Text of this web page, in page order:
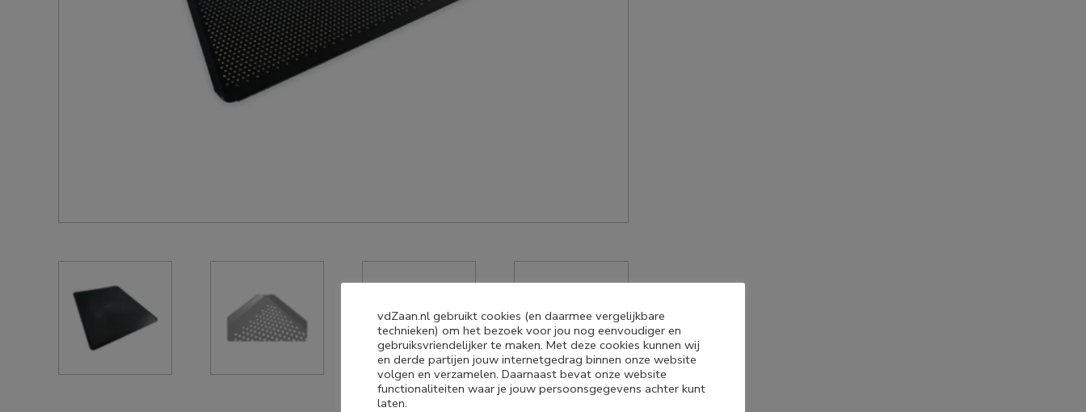
vdZaan.nl gebruikt cookies (en daarmee vergelijkbare
technieken) om het bezoek voor jou nog eenvoudiger en
gebruiksvriendelijker te maken. Met deze cookies kunnen wij
en derde partijen jouw internetgedrag binnen onze website
volgen en verzamelen. Daarnaast bevat onze website
functionaliteiten waar je jouw persoonsgegevens achter kunt
laten.